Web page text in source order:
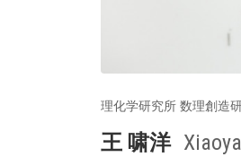
理化学研究所 数理創造
王 啸洋